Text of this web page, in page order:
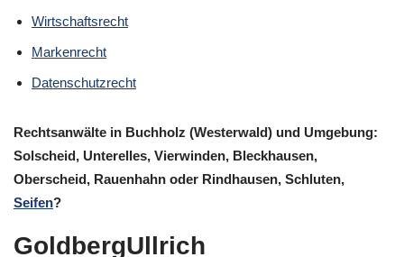
Wirtschaftsrecht
Markenrecht
Datenschutzrecht
Rechtsanwälte in Buchholz (Westerwald) und Umgebung:
Solscheid, Unterelles, Vierwinden, Bleckhausen,
Oberscheid, Rauenhahn oder Rindhausen, Schluten,
Seifen?
GoldbergUllrich